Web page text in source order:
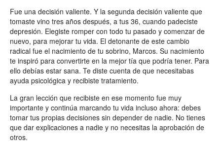
Fue una decisión valiente. Y la segunda decisión valiente que
tomaste vino tres años después, a tus 36, cuando padeciste
depresión. Elegiste romper con todo tu pasado y comenzar de
nuevo, para mejorar tu vida. El detonante de este cambio
radical fue el nacimiento de tu sobrino, Marcos. Su nacimiento
te inspiró para convertirte en la mejor tía que podría tener. Para
ello debías estar sana. Te diste cuenta de que necesitabas
ayuda psicológica y recibiste tratamiento.
La gran lección que recibiste en ese momento fue muy
importante y continúa marcando tu vida incluso ahora: debes
tomar tus propias decisiones sin depender de nadie. No tienes
que dar explicaciones a nadie y no necesitas la aprobación de
otros.